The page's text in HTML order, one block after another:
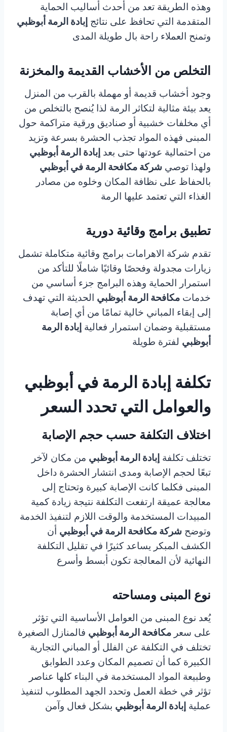
وهذه الطريقة تعد من أحدث أساليب الحماية
المتقدمة التي تحافظ على نتائج إبادة الرمة أبوظبي
وتمنح العملاء راحة بال طويلة المدى
التخلص من الأخشاب القديمة والمخزنة
وجود أخشاب قديمة أو مهملة بالقرب من المنزل
يعد بيئة مثالية لتكاثر الرمة لذا يُنصح بالتخلص من
أي مخلفات خشبية أو صناديق ورقية متراكمة حول
المبنى فهذه المواد تجذب الحشرة بسرعة وتزيد
من احتمالية عودتها حتى بعد إبادة الرمة أبوظبي
ولهذا توصي شركة مكافحة الرمة في أبوظبي
بالحفاظ على نظافة المكان وخلوه من مصادر
الغذاء التي تعتمد عليها الرمة
تطبيق برامج وقائية دورية
تقدم شركة الاهرامات برامج وقائية متكاملة تشمل
زيارات مجدولة وفحصًا وقائيًا شاملًا للتأكد من
استمرار الحماية وهذه البرامج جزء أساسي من
خدمات مكافحة الرمة أبوظبي الحديثة التي تهدف
إلى إبقاء المباني خالية تمامًا من أي إصابة
مستقبلية وضمان استمرار فعالية إبادة الرمة
أبوظبي لفترة طويلة
تكلفة إبادة الرمة في أبوظبي
والعوامل التي تحدد السعر
اختلاف التكلفة حسب حجم الإصابة
تختلف تكلفة إبادة الرمة أبوظبي من مكان لآخر
تبعًا لحجم الإصابة ومدى انتشار الحشرة داخل
المبنى فكلما كانت الإصابة كبيرة وتحتاج إلى
معالجة عميقة ارتفعت التكلفة نتيجة زيادة كمية
المبيدات المستخدمة والوقت اللازم لتنفيذ الخدمة
وتوضح شركة مكافحة الرمة في أبوظبي أن
الكشف المبكر يساعد كثيرًا في تقليل التكلفة
النهائية لأن المعالجة تكون أبسط وأسرع
نوع المبنى ومساحته
يُعد نوع المبنى من العوامل الأساسية التي تؤثر
على سعر مكافحة الرمة أبوظبي فالمنازل الصغيرة
تختلف في التكلفة عن الفلل أو المباني التجارية
الكبيرة كما أن تصميم المكان وعدد الطوابق
وطبيعة المواد المستخدمة في البناء كلها عناصر
تؤثر في خطة العمل وتحدد الجهد المطلوب لتنفيذ
عملية إبادة الرمة أبوظبي بشكل فعال وآمن